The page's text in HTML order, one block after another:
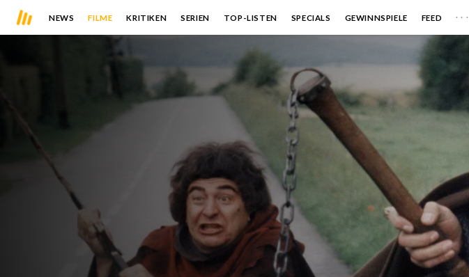
NEWS FILME KRITIKEN SERIEN TOP-LISTEN SPECIALS GEWINNSPIELE FEED . . .